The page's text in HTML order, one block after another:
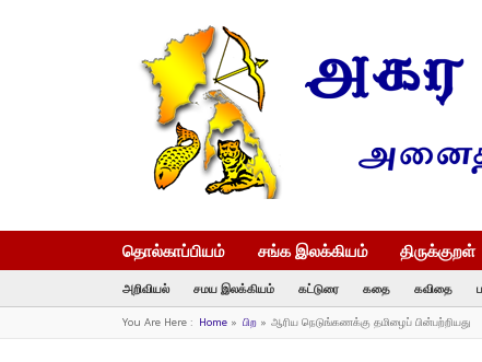
தொல்காப்பியம் சங்க இலக்கியம் திருக்குறள்
அறிவியல் சமய இலக்கியம் கட்டுரை கதை கவிதை
You Are Here : Home» பிற» ஆரிய நெடுங்கணக்கு தமிழைப் பின்பற்றியது